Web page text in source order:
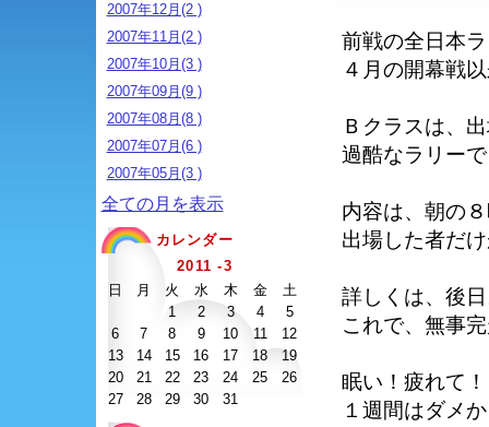
2007年12月(2 )
2007年11月(2 )
2007年10月(3 )
2007年09月(9 )
2007年08月(8 )
2007年07月(6 )
2007年05月(3 )
全ての月を表示
カレンダー
2011 -3
日
月 火 水 木 金
土
1
2 3 4
5
6
7 8 9 10 11
12
13
14 15 16 17 18
19
20
21 22 23 24 25
26
27
28 29 30 31
前戦の全日本
４月の開幕戦
Ｂクラスは、
過酷なラリー
内容は、朝の
出場した者だ
詳しくは、後
これで、無事
眠い！疲れて
１週間はダメ